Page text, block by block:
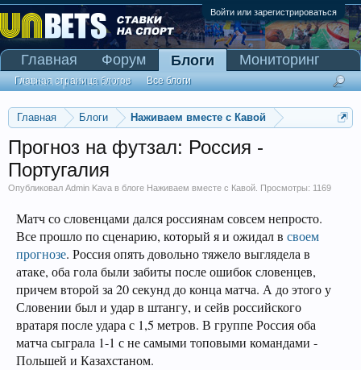
Войти или зарегистрироваться
Главная Блоги Наживаем вместе с Кавой
Прогноз на футзал: Россия -
Португалия
Опубликовал Admin Kava в блоге Наживаем вместе с Кавой . Просмотры: 1169
Матч со словенцами дался россиянам совсем непросто.
Все прошло по сценарию, который я и ожидал в своем
прогнозе. Россия опять довольно тяжело выглядела в
атаке, оба гола были забиты после ошибок словенцев,
причем второй за 20 секунд до конца матча. А до этого у
Словении был и удар в штангу, и сейв российского
вратаря после удара с 1,5 метров. В группе Россия оба
матча сыграла 1-1 с не самыми топовыми командами -
Польшей и Казахстаном.
Главная Форум Блоги
Главная страница блогов Все блоги
Мониторинг
Сканер Pinnacle